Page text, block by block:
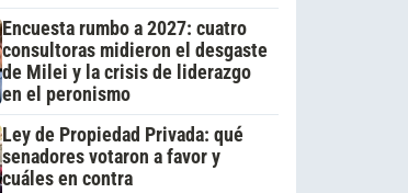
Encuesta rumbo a 2027: cuatro
consultoras midieron el desgaste
de Milei y la crisis de liderazgo
en el peronismo
Ley de Propiedad Privada: qué
senadores votaron a favor y
cuáles en contra